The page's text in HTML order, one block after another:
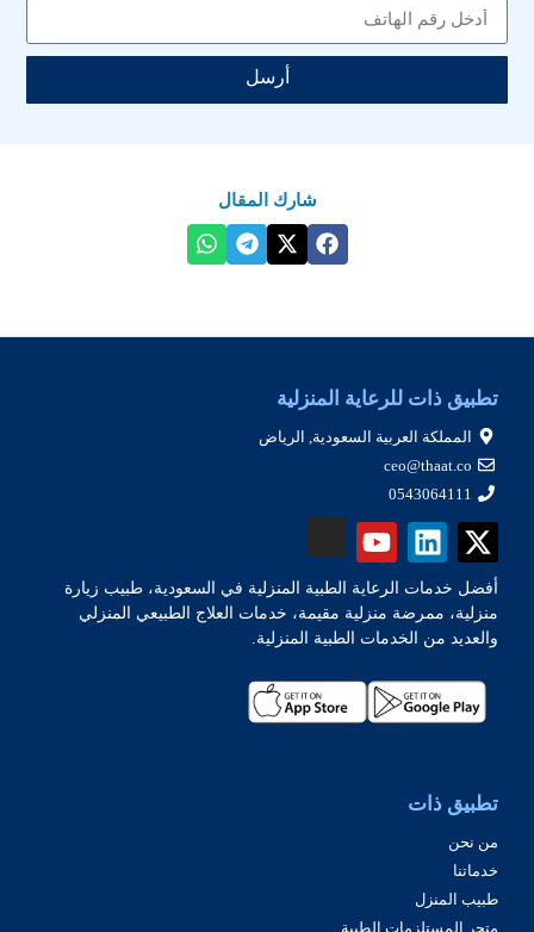
أرسل
شارك المقال
تطبيق ذات للرعاية المنزلية
المملكة العربية السعودية, الرياض
ceo@thaat.co
0543064111
أفضل خدمات الرعاية الطبية المنزلية في السعودية، طبيب زيارة
منزلية، ممرضة منزلية مقيمة، خدمات العلاج الطبيعي المنزلي
والعديد من الخدمات الطبية المنزلية.
تطبيق ذات
من نحن
خدماتنا
طبيب المنزل
متجر المستلزمات الطبية